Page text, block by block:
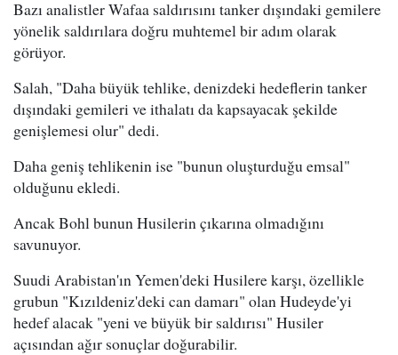
Bazı analistler Wafaa saldırısını tanker dışındaki gemilere
yönelik saldırılara doğru muhtemel bir adım olarak
görüyor.
Salah, "Daha büyük tehlike, denizdeki hedeflerin tanker
dışındaki gemileri ve ithalatı da kapsayacak şekilde
genişlemesi olur" dedi.
Daha geniş tehlikenin ise "bunun oluşturduğu emsal"
olduğunu ekledi.
Ancak Bohl bunun Husilerin çıkarına olmadığını
savunuyor.
Suudi Arabistan'ın Yemen'deki Husilere karşı, özellikle
grubun "Kızıldeniz'deki can damarı" olan Hudeyde'yi
hedef alacak "yeni ve büyük bir saldırısı" Husiler
açısından ağır sonuçlar doğurabilir.